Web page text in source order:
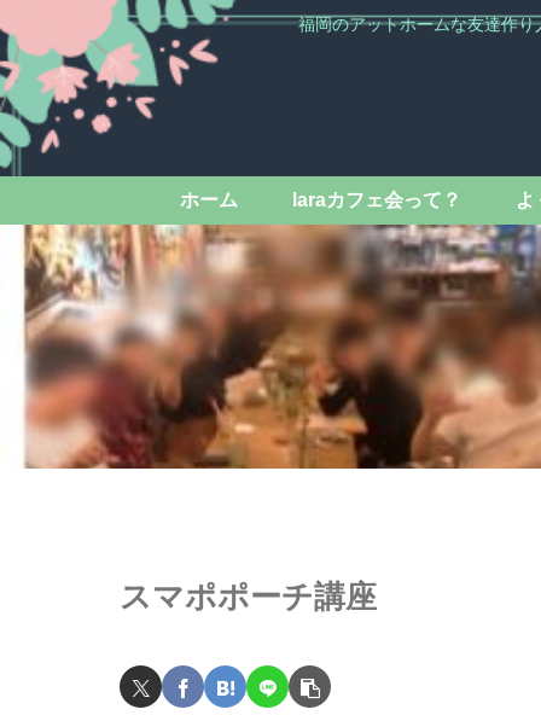
福岡のアットホームな友達作
ホーム laraカフェ会って？ よ
スマポポーチ講座